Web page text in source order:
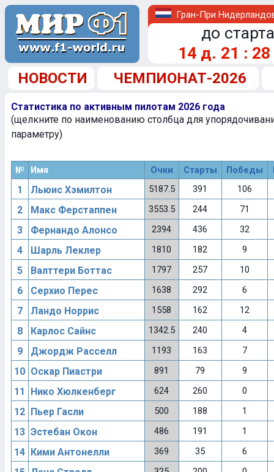
Гран-При
до
14 д. 21 : 28
НОВОСТИ ЧЕМПИОНАТ-2026
Статистика по активным пилотам 2026 года
(щелкните по наименованию столбца для
параметру)
№ Имя Очки Старты Победы
1 Льюис Хэмилтон 5187.5 391 106
2 Макс Ферстаппен 3553.5 244 71
3 Фернандо Алонсо 2394 436 32
4 Шарль Леклер 1810 182 9
5 Валттери Боттас 1797 257 10
6 Серхио Перес 1638 292 6
7 Ландо Норрис 1558 162 12
8 Карлос Сайнс 1342.5 240 4
9 Джордж Расселл 1193 163 7
10 Оскар Пиастри 891 79 9
11 Нико Хюлкенберг 624 260 0
12 Пьер Гасли 500 188 1
13 Эстебан Окон 486 191 1
14 Кими Антонелли 369 35 6